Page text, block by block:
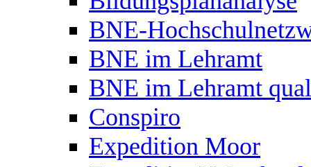
BNE-
BNE im Lehramt
BNE im Lehramt
Conspiro
Expedition Moor